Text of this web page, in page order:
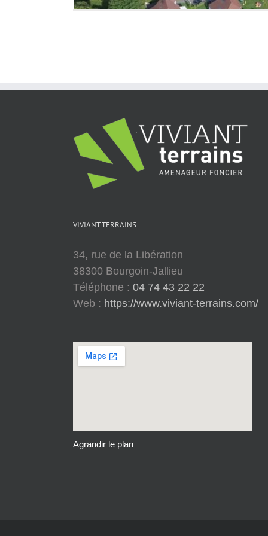
VIVIANT TERRAINS
34, rue de la Libération
38300 Bourgoin-Jallieu
Téléphone : 04 74 43 22 22
Web : https://www.viviant-terrains.com/
Agrandir le plan